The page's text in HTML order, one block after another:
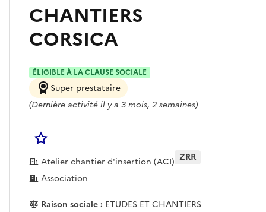
CHANTIERS
CORSICA
ÉLIGIBLE À LA CLAUSE SOCIALE
Super prestataire
(Dernière activité il y a 3 mois, 2 semaines)
Atelier chantier d'insertion (ACI)
Association
ZRR
Raison sociale : ETUDES ET CHANTIERS